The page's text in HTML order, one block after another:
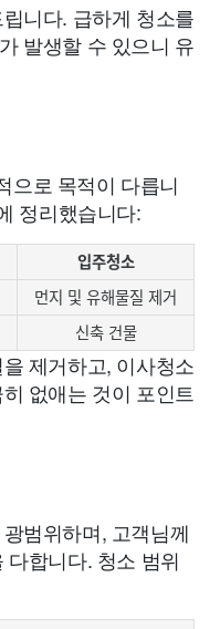
니다. 급하게 청소를
발생할 수 있으니 유
으로 목적이 다릅니
정리했습니다:
입주청소
먼지 및 유해물질 제거
신축 건물
제거하고, 이사청소
없애는 것이 포인트
범위하며, 고객님께
합니다. 청소 범위